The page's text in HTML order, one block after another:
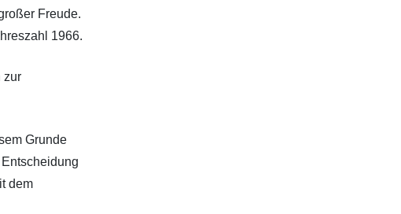
Freude.
1966.
zur
Grunde
dem